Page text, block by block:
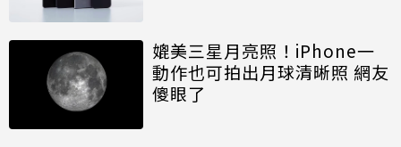
媲美三星月亮照！iPhone一
動作也可拍出月球清晰照 網友
傻眼了